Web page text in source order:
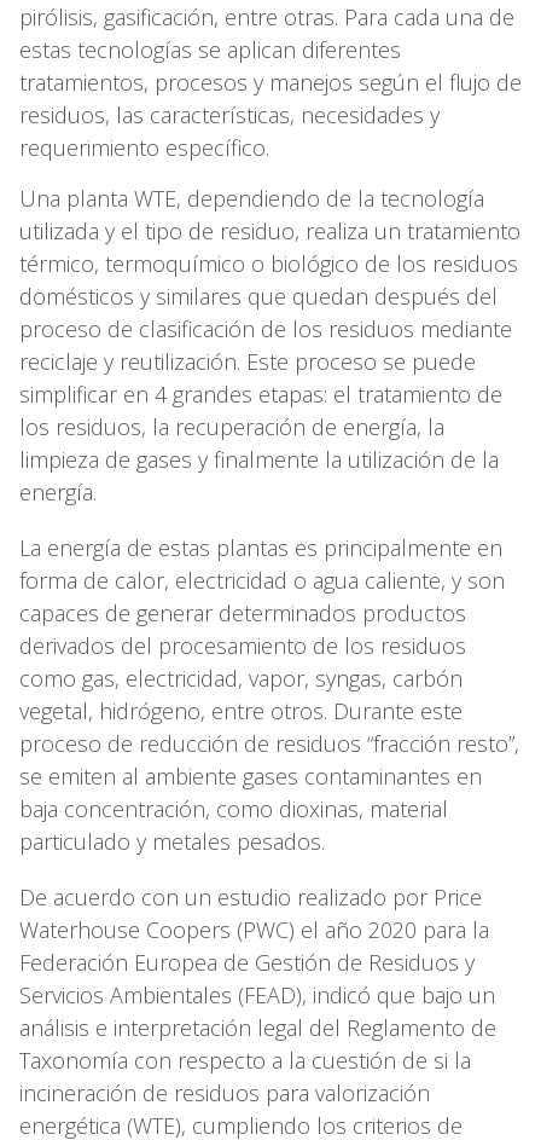
pirólisis, gasificación, entre otras. Para cada una de
estas tecnologías se aplican diferentes
tratamientos, procesos y manejos según el flujo de
residuos, las características, necesidades y
requerimiento específico.
Una planta WTE, dependiendo de la tecnología
utilizada y el tipo de residuo, realiza un tratamiento
térmico, termoquímico o biológico de los residuos
domésticos y similares que quedan después del
proceso de clasificación de los residuos mediante
reciclaje y reutilización. Este proceso se puede
simplificar en 4 grandes etapas: el tratamiento de
los residuos, la recuperación de energía, la
limpieza de gases y finalmente la utilización de la
energía.
La energía de estas plantas es principalmente en
forma de calor, electricidad o agua caliente, y son
capaces de generar determinados productos
derivados del procesamiento de los residuos
como gas, electricidad, vapor, syngas, carbón
vegetal, hidrógeno, entre otros. Durante este
proceso de reducción de residuos “fracción resto”,
se emiten al ambiente gases contaminantes en
baja concentración, como dioxinas, material
particulado y metales pesados.
De acuerdo con un estudio realizado por Price
Waterhouse Coopers (PWC) el año 2020 para la
Federación Europea de Gestión de Residuos y
Servicios Ambientales (FEAD), indicó que bajo un
análisis e interpretación legal del Reglamento de
Taxonomía con respecto a la cuestión de si la
incineración de residuos para valorización
energética (WTE), cumpliendo los criterios de